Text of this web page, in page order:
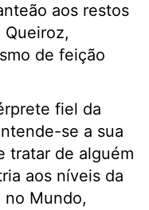
aos restos
de feição
fiel da
se a sua
tratar de alguém
aos níveis da
Mundo,